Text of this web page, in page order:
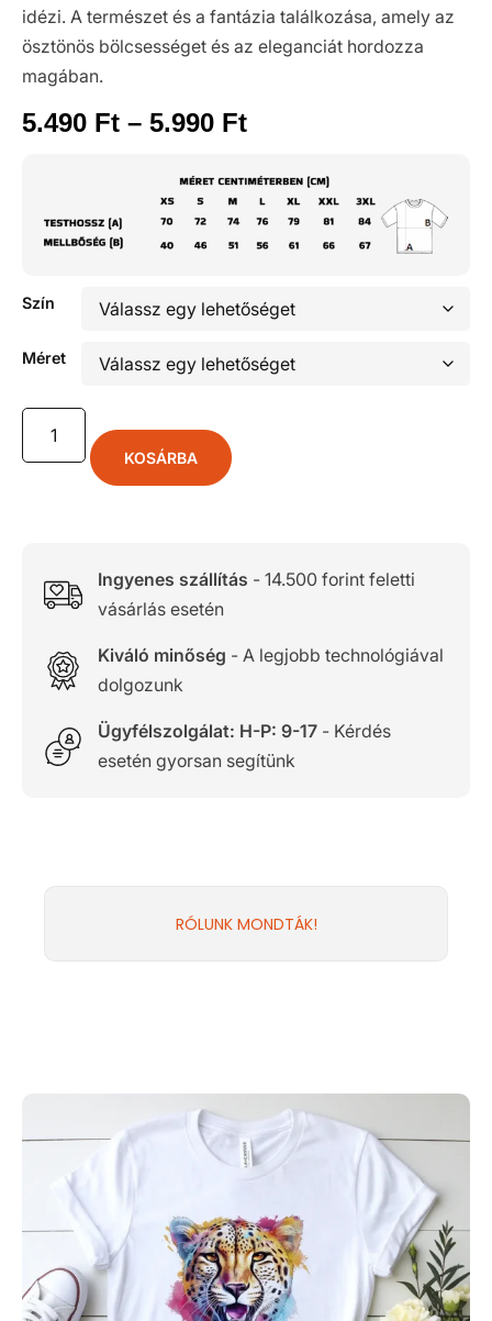
idézi. A természet és a fantázia találkozása, amely az
ösztönös bölcsességet és az eleganciát hordozza
magában.
5.490 Ft – 5.990 Ft
Szín
Méret
KOSÁRBA
Ingyenes szállítás - 14.500 forint feletti
vásárlás esetén
Kiváló minőség - A legjobb technológiával
dolgozunk
Ügyfélszolgálat: H-P: 9-17- Kérdés
esetén gyorsan segítünk
RÓLUNK MONDTÁK!